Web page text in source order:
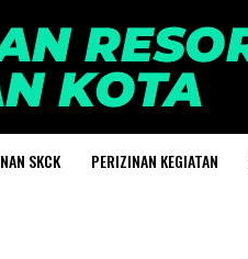
SKCK PERIZINAN KEGIATAN